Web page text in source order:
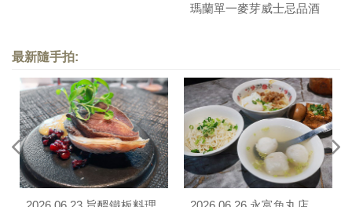
瑪蘭單一麥芽威士忌品酒
最新隨手拍: